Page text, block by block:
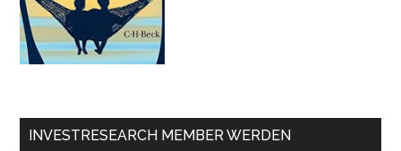
INVESTRESEARCH MEMBER WERDEN